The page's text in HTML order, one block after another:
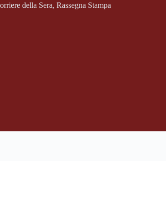
della Sera, Rassegna Stampa